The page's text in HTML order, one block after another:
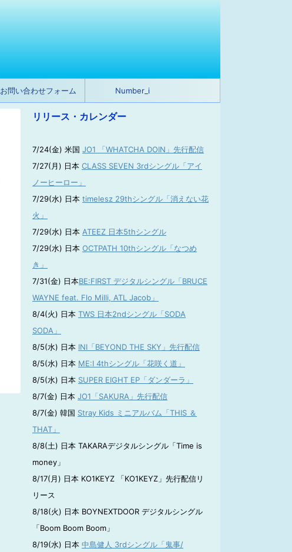
お問い合わせフォーム Number_i
リリース・カレンダー
7/24(金) 米国 JO1 「WHATCHA DOIN」先行配信
7/27(月) 日本 CLASS SEVEN 3rdシングル「アイ
ノーヒーロー」
7/29(水) 日本 timelesz 29thシングル「消えない花
火」
7/29(水) 日本 ATEEZ 日本5thシングル
7/29(水) 日本 OCTPATH 10thシングル「なつめ
き」
7/31(金) 日本BE:FIRST デジタルシングル「BRUCE
WAYNE feat. Flo Milli, ATL Jacob」
8/4(火) 日本 TWS 日本2ndシングル「SODA
SODA」
8/5(水) 日本 INI「BEYOND THE SKY」先行配信
8/5(水) 日本 ME:I 4thシングル「花咲く道」
8/5(水) 日本 SUPER EIGHT EP「ダンダーラ」
8/7(金) 日本 JO1「SAKURA」先行配信
8/7(金) 韓国 Stray Kids ミニアルバム「THIS ＆
THAT」
8/8(土) 日本 TAKARAデジタルシングル「Time is
money」
8/17(月) 日本 KO1KEYZ 「KO1KEYZ」先行配信リ
リース
8/18(火) 日本 BOYNEXTDOOR デジタルシングル
「Boom Boom Boom」
8/19(水) 日本 中島健人 3rdシングル「鬼事/